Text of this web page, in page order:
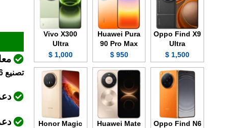
تصنيع 6 نانومتر، المعالج يقدم أداء جيد ومقبول ولكن ليس افضل في هذه الفئة السعرية
دعم 90
Oppo Find X9
Ultra
1,500 $
Huawei Pura
90 Pro Max
950 $
Vivo X300
Ultra
1,000 $
Oppo Find N6
Huawei Mate
Honor Magic